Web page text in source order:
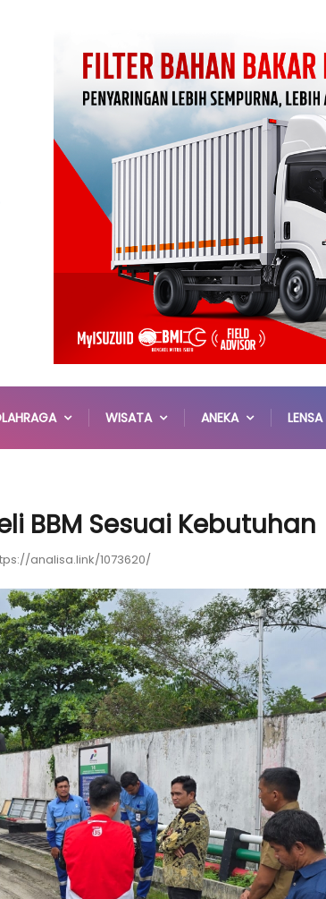
WISATA ANEKA LENSA
BBM Sesuai Kebutuhan
analisa.link/1073620/